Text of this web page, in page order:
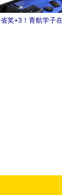
省奖+3！青航学子